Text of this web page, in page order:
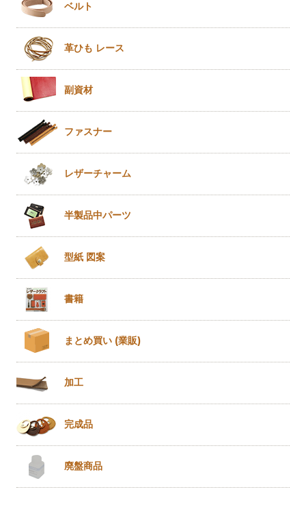
ベルト
革ひも レース
副資材
ファスナー
レザーチャーム
半製品中パーツ
型紙 図案
書籍
まとめ買い (業販)
加工
完成品
廃盤商品